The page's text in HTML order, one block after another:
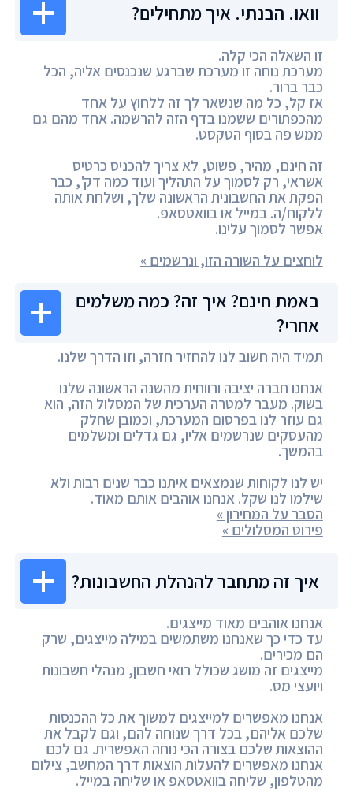
וואו. הבנתי. איך מתחילים?
זו השאלה הכי קלה.
מערכת נוחה זו מערכת שברגע שנכנסים אליה, הכל
כבר ברור.
אז קל, כל מה שנשאר לך זה ללחוץ על אחד
מהכפתורים ששמנו בדף הזה להרשמה. אחד מהם גם
ממש פה בסוף הטקסט.
זה חינם, מהיר, פשוט, לא צריך להכניס כרטיס
אשראי, רק לסמוך על התהליך ועוד כמה דק', כבר
הפקת את החשבונית הראשונה שלך, ושלחת אותה
ללקוח/ה. במייל או בוואטסאפ.
אפשר לסמוך עלינו.
לוחצים על השורה הזו, ונרשמים »
באמת חינם? איך זה? כמה משלמים
אחרי?
תמיד היה חשוב לנו להחזיר חזרה, וזו הדרך שלנו.
אנחנו חברה יציבה ורווחית מהשנה הראשונה שלנו
בשוק. מעבר למטרה הערכית של המסלול הזה, הוא
גם עוזר לנו בפרסום המערכת, וכמובן שחלק
מהעסקים שנרשמים אליו, גם גדלים ומשלמים
בהמשך.
יש לנו לקוחות שנמצאים איתנו כבר שנים רבות ולא
שילמו לנו שקל. אנחנו אוהבים אותם מאוד.
הסבר על המחירון »
פירוט המסלולים »
איך זה מתחבר להנהלת החשבונות?
אנחנו אוהבים מאוד מייצגים.
עד כדי כך שאנחנו משתמשים במילה מייצגים, שרק
הם מכירים.
מייצגים זה מושג שכולל רואי חשבון, מנהלי חשבונות
ויועצי מס.
אנחנו מאפשרים למייצגים למשוך את כל ההכנסות
שלכם אליהם, בכל דרך שנוחה להם, וגם לקבל את
ההוצאות שלכם בצורה הכי נוחה האפשרית. גם לכם
אנחנו מאפשרים להעלות הוצאות דרך המחשב, צילום
מהטלפון, שליחה בוואטסאפ או שליחה במייל.